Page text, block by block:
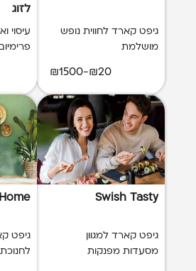
גיפט קארד לחווית נופש
מושלמת
₪20-₪1500
לזוג
עיסוי
Swish Tasty
גיפט קארד למגוון
מסעדות מפנקות
גיפט